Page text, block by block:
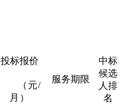
投标报价
（元/
月）
服务期限
中标
候选
人排
名